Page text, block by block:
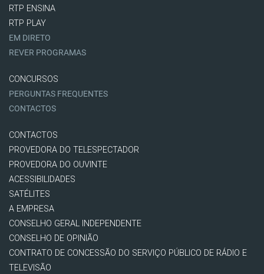
RTP ENSINA
RTP PLAY
EM DIRETO
REVER PROGRAMAS
CONCURSOS
PERGUNTAS FREQUENTES
CONTACTOS
CONTACTOS
PROVEDORA DO TELESPECTADOR
PROVEDORA DO OUVINTE
ACESSIBILIDADES
SATÉLITES
A EMPRESA
CONSELHO GERAL INDEPENDENTE
CONSELHO DE OPINIÃO
CONTRATO DE CONCESSÃO DO SERVIÇO PÚBLICO DE RÁDIO E
TELEVISÃO